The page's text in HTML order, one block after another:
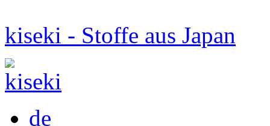
kiseki - Stoffe aus Japan
de